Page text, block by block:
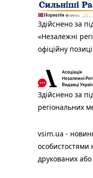
Здійснено за
«Незалежні
офіційну
Здійснено за
регіональних
vsim.ua -
друкованих